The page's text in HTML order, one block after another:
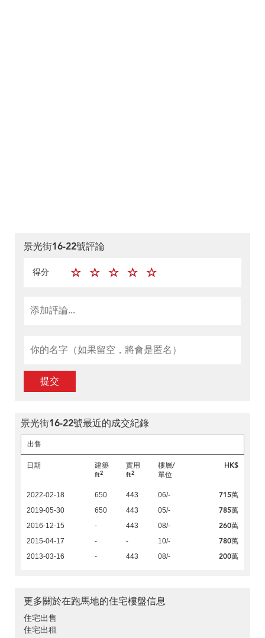
景光街16-22號評論
得分
提交
景光街16-22號最近的成交紀錄
出售
日期
建築
ft2
實用
ft2
樓層/
單位
HK$
2022-02-18 650 443 06/- 715萬
2019-05-30 650 443 05/- 785萬
2016-12-15 - 443 08/- 260萬
2015-04-17 - - 10/- 780萬
2013-03-16 - 443 08/- 200萬
更多關於在跑馬地的住宅樓盤信息
住宅出售
住宅出租